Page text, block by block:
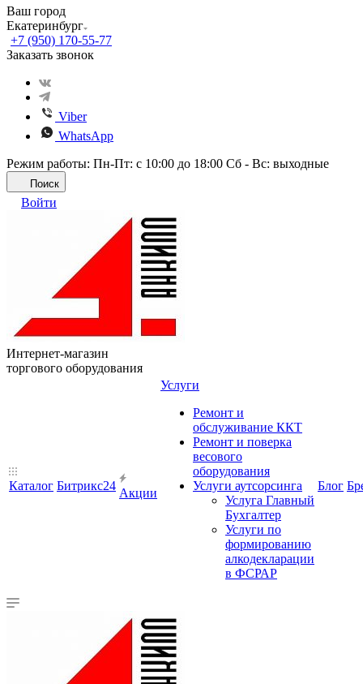
Ваш город
Екатеринбург
+7 (950) 170-55-77
Заказать звонок
Viber
WhatsApp
Режим работы: Пн-Пт: с 10:00 до 18:00 Сб - Вс: выходные
Поиск
Войти
Интернет-магазин
торгового оборудования
Каталог Битрикс24
Акции
Услуги
Ремонт и
обслуживание ККТ
Ремонт и поверка
весового
оборудования
Услуги аутсорсинга
Услуга Главный
Бухгалтер
Услуги по
формированию
алкодекларации
в ФСРАР
Блог